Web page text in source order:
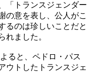
「トランスジェンダー
の意を表し、公人がこ
るのは珍しいことだと
れました。
ると、ペドロ・パス
ウトしたトランスジェ